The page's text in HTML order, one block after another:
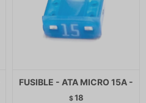
FUSIBLE - ATA MICRO 15A -
$18